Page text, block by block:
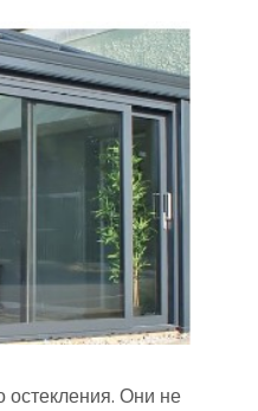
Они не